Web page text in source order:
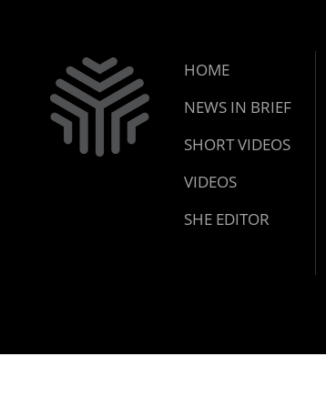
HOME
NEWS IN BRIEF
SHORT VIDEOS
VIDEOS
SHE EDITOR